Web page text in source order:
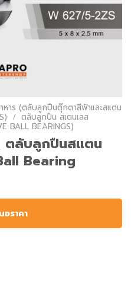
าร (ตลับลูกปืนตุ๊กตาสีฟ้าและสแตน
/ ตลับลูกปืน สเตนเลส
BALL BEARINGS)
ตลับลูกปืนสแตน
Bearing
อราคา